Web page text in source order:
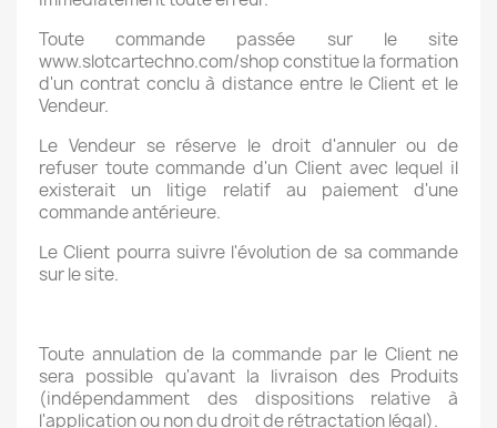
Toute commande passée sur le site
www.slotcartechno.com/shop constitue la formation
d'un contrat conclu à distance entre le Client et le
Vendeur.
Le Vendeur se réserve le droit d'annuler ou de
refuser toute commande d'un Client avec lequel il
existerait un litige relatif au paiement d'une
commande antérieure.
Le Client pourra suivre l'évolution de sa commande
sur le site.
Toute annulation de la commande par le Client ne
sera possible qu'avant la livraison des Produits
(indépendamment des dispositions relative à
l'application ou non du droit de rétractation légal).